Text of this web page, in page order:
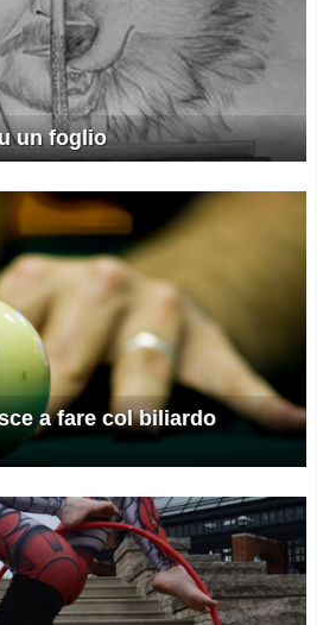
un foglio
a fare col biliardo